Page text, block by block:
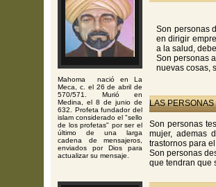
Mahoma nació en La
Meca, c. el 26 de abril de
570/571. Murió en
Medina, el 8 de junio de
632. Profeta fundador del
islam considerado el "sello
de los profetas" por ser el
último de una larga
cadena de mensajeros,
enviados por Dios para
actualizar su mensaje.
Son personas
en dirigir
a la salud,
Son personas
nuevas cosas,
LAS
Son personas
mujer, ademas
trastornos para
Son personas
que tendran que